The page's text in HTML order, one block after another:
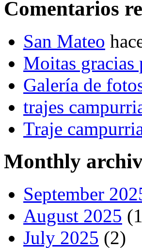
Comentarios
San Mateo
Moitas gracias
Galería de
trajes
Traje
Monthly
September
August 2025
July 2025 (2)